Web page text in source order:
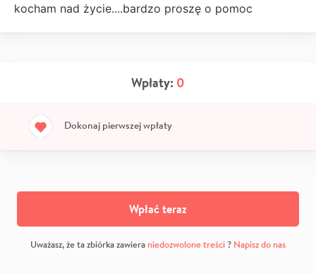
kocham nad życie....bardzo proszę o pomoc
Wpłaty: 0
Dokonaj pierwszej wpłaty
Wpłać teraz
Uważasz, że ta zbiórka zawiera niedozwolone treści? Napisz do nas